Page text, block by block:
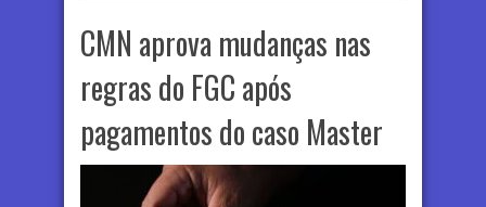
CMN aprova mudanças nas
regras do FGC após
pagamentos do caso Master